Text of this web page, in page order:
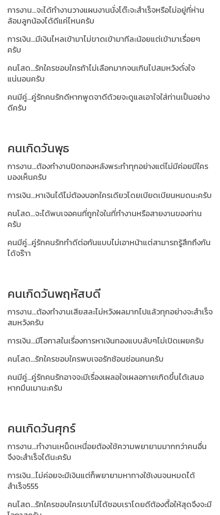
การงาน...จะได้ทำงานวางแผนงานนั่งโต๊ะจะสำเร็จหรือไม่อยู่ที่ห่าน
ล้อมลูกน้องได้ดีแค่ไหนครับ
การเงิน...มีเงินไหลเข้ามาไม่ขาดเข้ามาทีละน้อยแต่เข้ามาเรื่อยๆ
ครับ
คนโสด...รักใครชอบใครถ้าไม่เลือกมากจนเกินไปสมหวังดั่งใจ
แน่นอนครับ
คนมีคู่...คู่รักคนรักดีหากพูดจาดีด้วยจะดูแลเอาใจใส่ท่านเป็นอย่าง
ดีครับ
คนเกิดวันพุธ
การงาน...ต้องทำงานปิดทองหลังพระทำทุกอย่างแต่ไม่มีค่อยมีใคร
มองเห็นครับ
การเงิน...หาเงินได้ไม่ต้องบอกใครเดียวโดยเบียดเบียนหมดนะครับ
คนโสด...จะได้พบเจอคนที่ถูกใจในที่ทำงานหรือสายงานของท่าน
ครับ
คนมีคู่...คู่รักคนรักทำดีต่อกันแบบไม่เอาหน้าแต่สามารถรู้สึกถึงกัน
ได้จร๊าา
คนเกิดวันพฤหัสบดี
การงาน...ต้องทำงานเสียสละไม่หวังผลมากไปแล้วทุกอย่างจะสำเร็จ
สมหวังครับ
การเงิน...มีโอกาสในเรื่องการหาเงินทองแบบลับๆไม่เปิดเผยครับ
คนโสด...รักใครชอบใครพบเจอรักซ้อนซ่อนคนครับ
คนมีคู่...คู่รักคนรักอาจจะมีเรื่องเผลอใจเผลอกายเกิดขึ้นได้เสมอ
หากมึนเมานะครับ
คนเกิดวันศุกร์
การงาน...ทำงานเหน็ดเหนื่อยต้องใช้ความพยายามมากกว่าคนอื่น
จึงจะสำเร็จได้นะครับ
การเงิน...ไม่ค่อยจะมีเงินแต่ก็พยายามหาทางใช้เงนจนหมดได้
สำเร็จ555
คนโสด...รักใครชอบใครเขาไม่ได้ชอบเราโดยดีต้องตื้อให้สุดจึงจะมี